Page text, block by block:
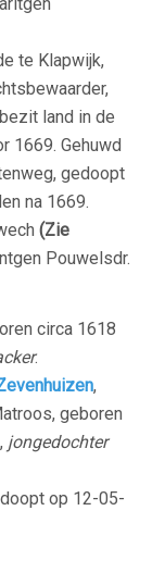
te Klapwijk,
land in de
1669. Gehuwd
gedoopt
na 1669.
(Zie
Pouwelsdr.
circa 1618
.
,
geboren
jongedochter
op 12-05-